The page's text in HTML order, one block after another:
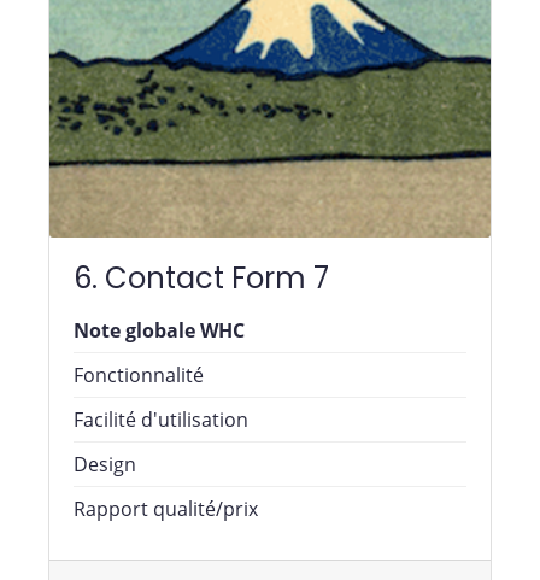
6. Contact Form 7
Note globale WHC
Fonctionnalité
Facilité d'utilisation
Design
Rapport qualité/prix